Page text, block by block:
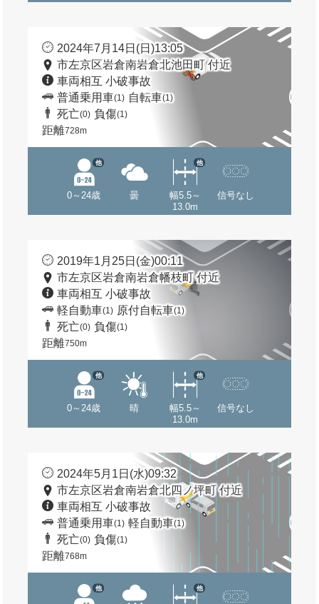
2024年7月14日(日)13:05
市左京区岩倉南岩倉北池田町 付近
車両相互 小破事故
普通乗用車(1) 自転車(1)
死亡(0) 負傷(1)
距離728m
0～24歳
他
曇
幅5.5～
13.0m
他
信号なし
2019年1月25日(金)00:11
市左京区岩倉南岩倉幡枝町 付近
車両相互 小破事故
軽自動車(1) 原付自転車(1)
死亡(0) 負傷(1)
距離750m
0～24歳
他
晴
幅5.5～
13.0m
他
信号なし
2024年5月1日(水)09:32
市左京区岩倉南岩倉北四ノ坪町 付近
車両相互 小破事故
普通乗用車(1) 軽自動車(1)
死亡(0) 負傷(1)
距離768m
他 他